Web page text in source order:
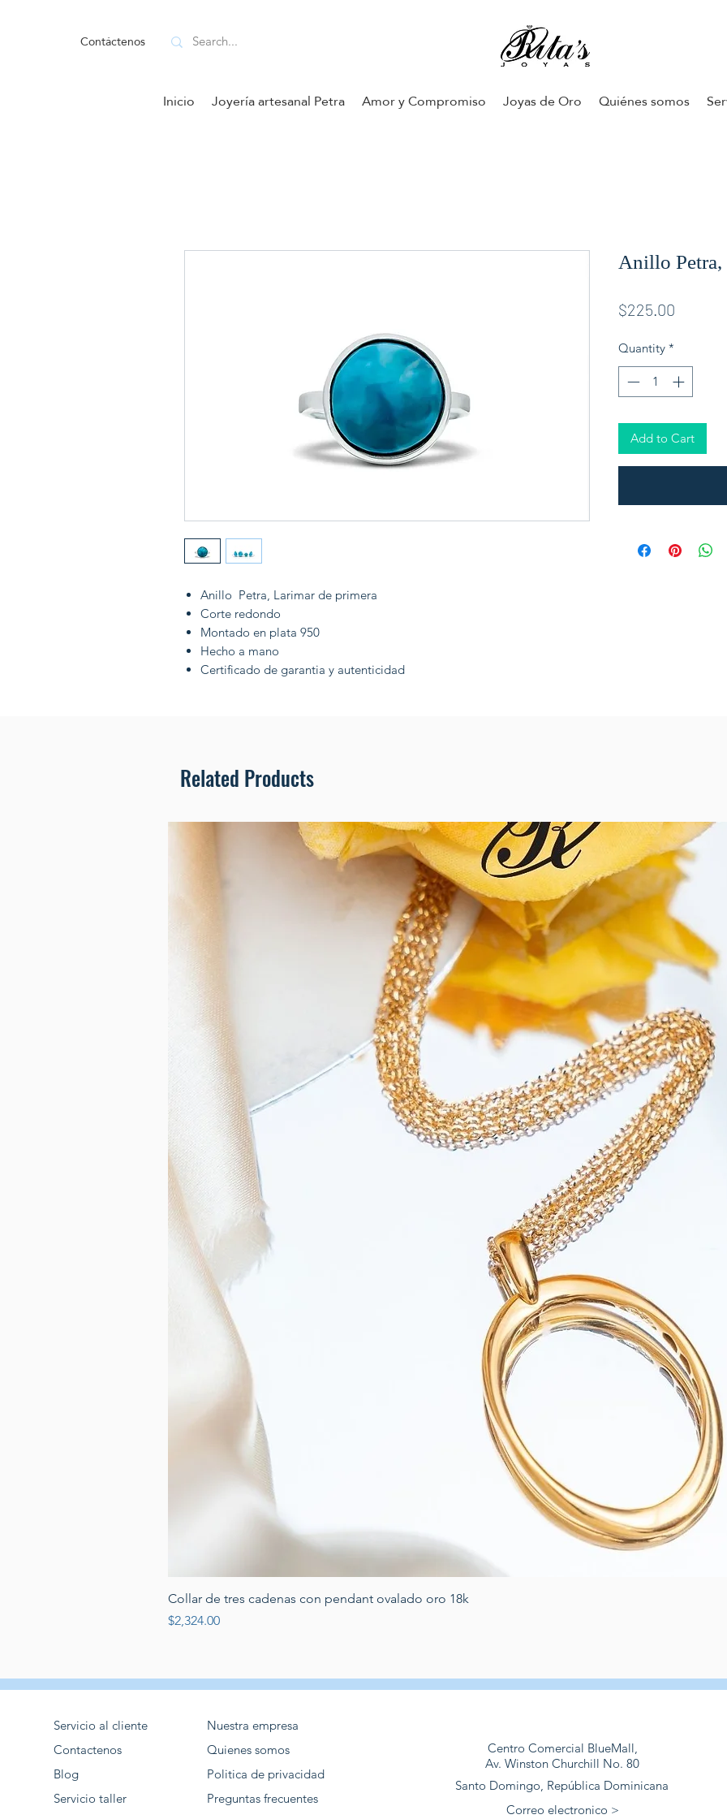
Contáctenos
Inicio Joyería artesanal Petra Amor y Compromiso Joyas de Oro Quiénes somos
Anillo Petra, Larimar de primera
Corte redondo
Montado en plata 950
Hecho a mano
Certificado de garantia y autenticidad
Anillo
$225.00
Quantity *
Add to Cart
Related Products
Collar de tres cadenas con pendant ovalado oro 18k
Price
$2,324.00
Servicio al cliente
Contactenos
Blog
Servicio taller
Nuestra empresa
Quienes somos
Politica de privacidad
Preguntas frecuentes
Centro Comercial BlueMall,
Av. Winston Churchill No. 80
Santo Domingo, República Dominicana
Correo electronico >